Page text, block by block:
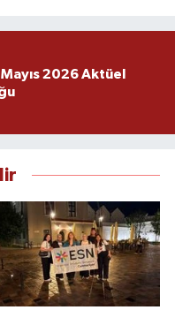
Mayıs 2026 Aktüel